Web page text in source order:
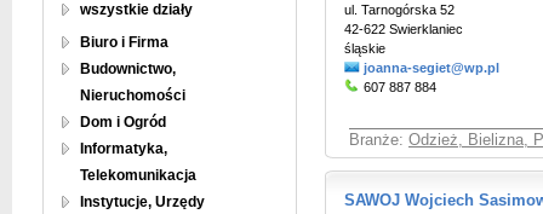
wszystkie działy
Biuro i Firma
Budownictwo,
Nieruchomości
Dom i Ogród
Informatyka,
Telekomunikacja
Instytucje, Urzędy
ul. Tarnogórska 52
42-622 Swierklaniec
śląskie
joanna-segiet@wp.pl
607 887 884
Branże: Odzież, Bielizna,
SAWOJ Wojciech